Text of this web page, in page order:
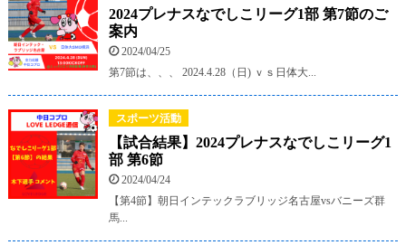
2024プレナスなでしこリーグ1部 第7節のご
案内
2024/04/25
第7節は、、、 2024.4.28（日) ｖｓ日体大...
スポーツ活動
【試合結果】2024プレナスなでしこリーグ1
部 第6節
2024/04/24
【第4節】朝日インテックラブリッジ名古屋vsバニーズ群
馬...